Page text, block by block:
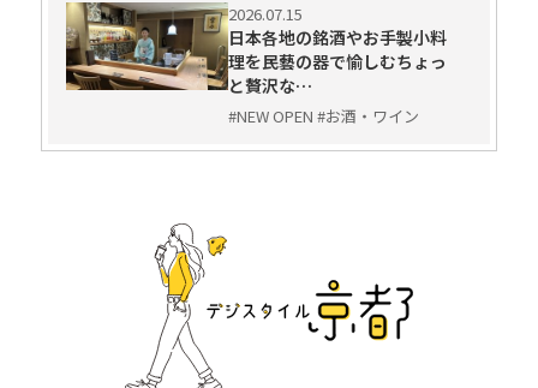
2026.07.15
日本各地の銘酒やお手製小料
理を民藝の器で愉しむちょっ
と贅沢な…
#NEW OPEN #お酒・ワイン